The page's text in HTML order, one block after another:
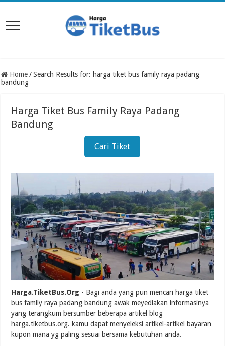
Home / Search Results for: harga tiket bus family raya padang
bandung
Harga Tiket Bus Family Raya Padang
Bandung
Cari Tiket
Harga.TiketBus.Org - Bagi anda yang pun mencari harga tiket
bus family raya padang bandung awak meyediakan informasinya
yang terangkum bersumber beberapa artikel blog
harga.tiketbus.org. kamu dapat menyeleksi artikel-artikel bayaran
kupon mana yg paling sesuai bersama kebutuhan anda.